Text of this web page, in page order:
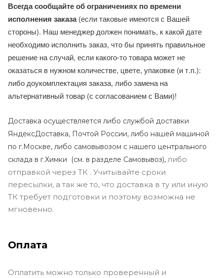
Всегда сообщайте об ограничениях по времени
исполнения заказа(если таковые имеются с Вашей
стороны). Наш менеджер должен понимать, к какой дате
необходимо исполнить заказ, что бы принять правильное
решение на случай, если какого-то товара может не
оказаться в нужном количестве, цвете, упаковке (и т.п.):
либо доукомплектация заказа, либо замена на
альтернативный товар (с согласованием с Вами)!
Доставка осуществляется либо службой доставки
ЯндексДоставка, Почтой России, либо нашей машиной
по г.Москве, либо самовывозом с нашего центрального
склада в г.Химки (см. в разделе Самовывоз), либо
отправкой через ТК . Учитывайте сроки
пересылки, а так же то, что доставка в ту или иную
ТК требует подготовки и поэтому возможна не
мгновенно.
Оплата
Оплатить можно только проверенный и